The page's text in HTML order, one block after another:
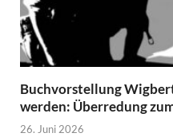
Buchvorstellung
werden: Überredung
26. Juni 2026